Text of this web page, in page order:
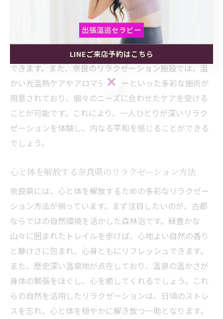
で受けるリラクゼーション施術は、日常の喧騒から離
れ、心身のバランスを取り戻す効果があります。特に、
歴史ある奈良の自然と文化を感じながらリラクゼーショ
ンを受けることで、深いリフレッシュ感を味わうことが
できます。また、奈良のリラクゼーション施設では、温
かい光温熱ケアやアロマテラピーといった多彩な施術が
用意されており、個々のニーズに合わせたケアを受ける
ことが可能です。これにより、一人ひとりが深いリラク
ゼーションを体験し、内なる平和を感じることができる
でしょう。
心と体を解放する奈良県のリラクゼーション方法
奈良県には、心と体を解放するための多彩なリラクゼー
ション方法が揃っています。まず注目したいのが、古都
ならではの自然環境を活かした森林浴です。緑豊かな
山々に囲まれたトレイルを歩けば、心地よい自然の香り
と静けさに包まれ、心身ともにリフレッシュできます。
また、歴史深い温泉地が点在しており、温泉の温かさが
身体の緊張をほぐし、心を癒してくれるでしょう。これ
らの自然を活用したリラクゼーションは、日頃のストレ
スを忘れ、心と体を穏やかに解き放つ一助となります。
出張温巡セラピー
LINEご来店予約はこちら
出張温巡セラピー
LINEご来店予約はこちら
出張温巡セラピー
LINEご来店予約はこちら